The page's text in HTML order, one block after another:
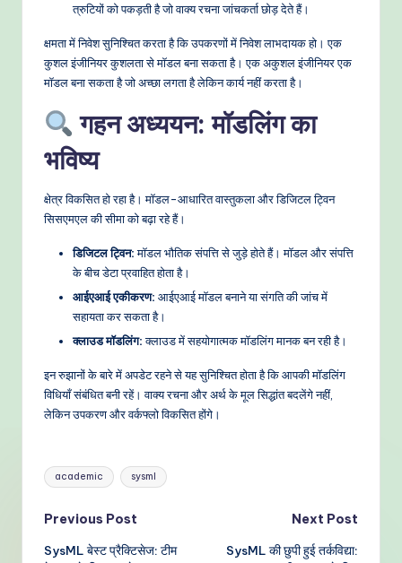
त्रुटियों को पकड़ती है जो वाक्य रचना जांचकर्ता छोड़ देते हैं।
क्षमता में निवेश सुनिश्चित करता है कि उपकरणों में निवेश लाभदायक हो। एक
कुशल इंजीनियर कुशलता से मॉडल बना सकता है। एक अकुशल इंजीनियर एक
मॉडल बना सकता है जो अच्छा लगता है लेकिन कार्य नहीं करता है।
गहन अध्ययन: मॉडलिंग का
भविष्य
क्षेत्र विकसित हो रहा है। मॉडल-आधारित वास्तुकला और डिजिटल ट्विन
सिसएमएल की सीमा को बढ़ा रहे हैं।
डिजिटल ट्विन:मॉडल भौतिक संपत्ति से जुड़े होते हैं। मॉडल और संपत्ति
के बीच डेटा प्रवाहित होता है।
आईएआई एकीकरण: आईएआई मॉडल बनाने या संगति की जांच में
सहायता कर सकता है।
क्लाउड मॉडलिंग:क्लाउड में सहयोगात्मक मॉडलिंग मानक बन रही है।
इन रुझानों के बारे में अपडेट रहने से यह सुनिश्चित होता है कि आपकी मॉडलिंग
विधियाँ संबंधित बनी रहें। वाक्य रचना और अर्थ के मूल सिद्धांत बदलेंगे नहीं,
लेकिन उपकरण और वर्कफ्लो विकसित होंगे।
Tags:
academic sysml
Post
Previous Post
SysML बेस्ट प्रैक्टिसेज: टीम
Next Post
SysML की छुपी हुई तर्कविद्या: